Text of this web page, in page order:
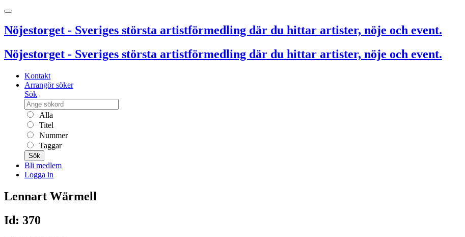
Nöjestorget - Sveriges största artistförmedling där du hittar artister, nöje och event.
Nöjestorget - Sveriges största artistförmedling där du hittar artister, nöje och event.
Kontakt
Arrangör söker
Sök
Alla
Titel
Nummer
Taggar
Sök
Bli medlem
Logga in
Lennart Wärmell
Id: 370